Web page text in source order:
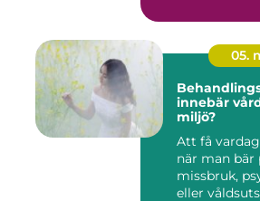
05.
innebär
miljö?
Att få
när man bär
missbruk,
eller